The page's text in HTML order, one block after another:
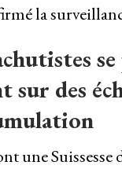
la
sur des
une Suissesse